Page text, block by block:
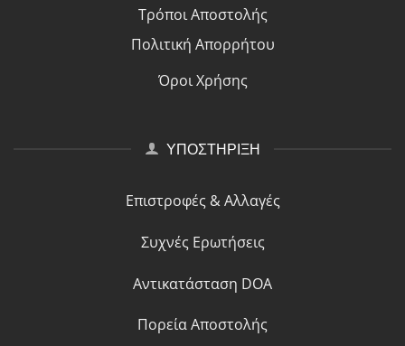
Τρόποι Αποστολής
Πολιτική Απορρήτου
Όροι Χρήσης
ΥΠΟΣΤΗΡΙΞΗ
Επιστροφές & Αλλαγές
Συχνές Ερωτήσεις
Αντικατάσταση DOA
Πορεία Αποστολής